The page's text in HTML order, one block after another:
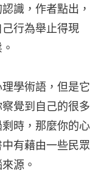
識，作者點出，
行為舉止得現
學術語，但是它
覺到自己的很多
時，那麼你的心
有藉由一些民眾
源。